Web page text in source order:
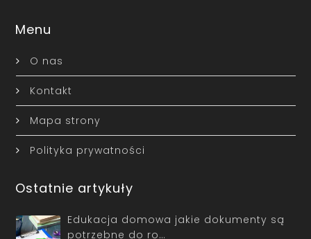
Menu
O nas
Kontakt
Mapa strony
Polityka prywatności
Ostatnie artykuły
Edukacja domowa jakie dokumenty są
potrzebne do ro…